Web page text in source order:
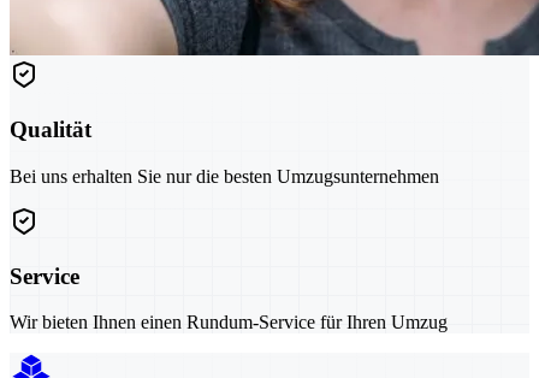
Qualität
Bei uns erhalten Sie nur die besten Umzugsunternehmen
Service
Wir bieten Ihnen einen Rundum-Service für Ihren Umzug